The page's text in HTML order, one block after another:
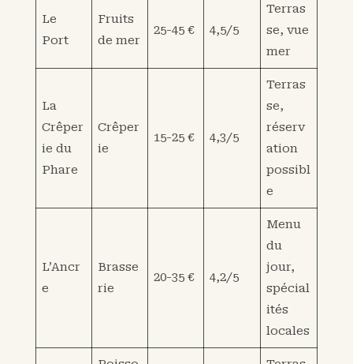
Le
Port
Fruits
de mer
25-45 € 4,5/5
Terras
se, vue
mer
La
Crêper
ie du
Phare
Crêper
ie
15-25 € 4,3/5
Terras
se,
réserv
ation
possibl
e
L’Ancr
e
Brasse
rie
20-35 € 4,2/5
Menu
du
jour,
spécial
ités
locales